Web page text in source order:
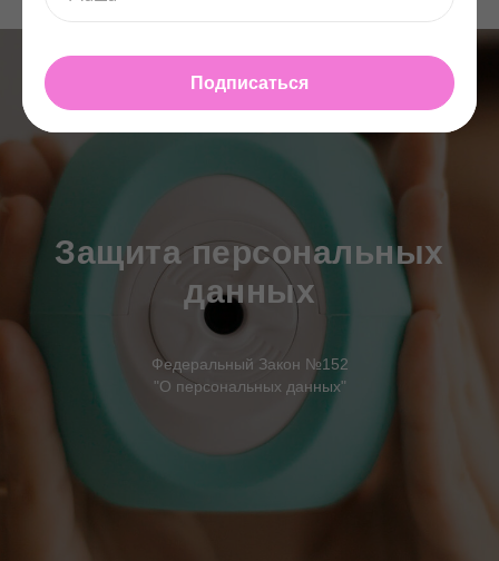
Защита персональных
данных
Федеральный Закон №152
"О персональных данных"
Подписаться